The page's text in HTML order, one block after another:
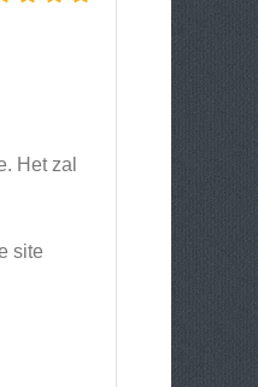
Het zal
site